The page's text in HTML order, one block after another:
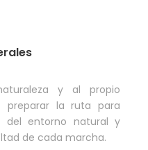
y al propio
preparar la ruta para
del entorno natural y
de cada marcha.